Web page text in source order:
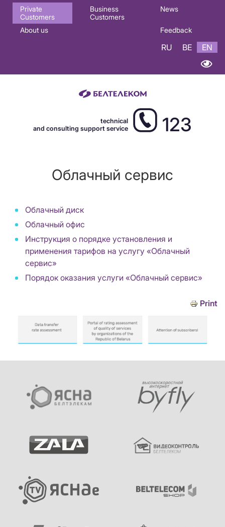
Основная
навигация
Private
Customers
Business
Customers
News
About us Feedback
RU BE EN
technical
and consulting support service
123
Облачный сервис
Облачный диск
Облачный офис
Инструкция о порядке установления и
применения тарифов на услугу «Облачный
сервис»
Порядок оказания услуги «Облачный сервис»
Print